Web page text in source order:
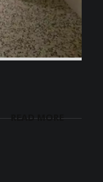
READ MORE